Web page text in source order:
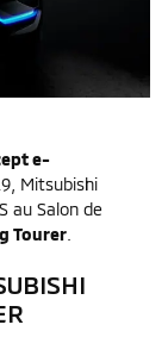
e-
Mitsubishi
au Salon de
Tourer